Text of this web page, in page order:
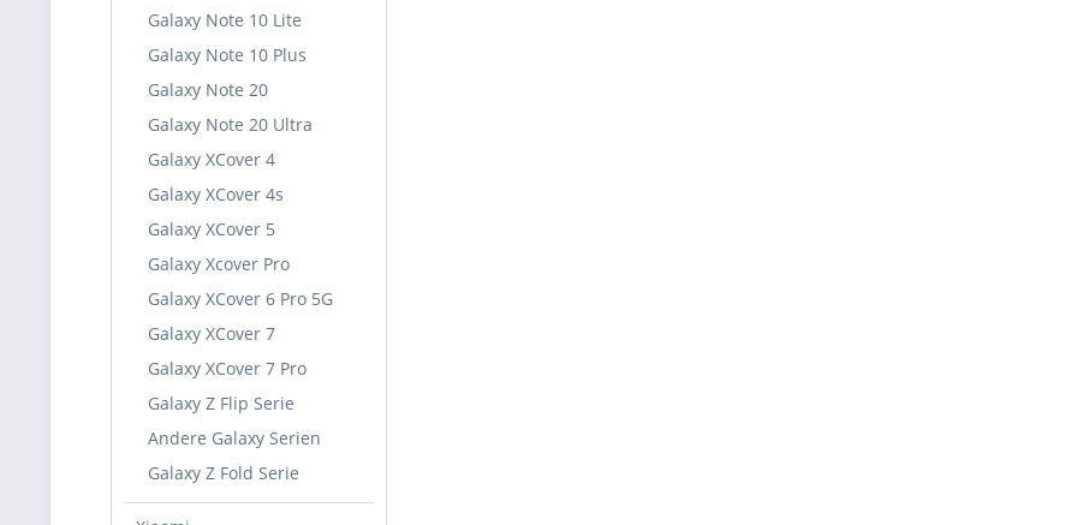
Galaxy Note 10 Lite
Galaxy Note 10 Plus
Galaxy Note 20
Galaxy Note 20 Ultra
Galaxy XCover 4
Galaxy XCover 4s
Galaxy XCover 5
Galaxy Xcover Pro
Galaxy XCover 6 Pro 5G
Galaxy XCover 7
Galaxy XCover 7 Pro
Galaxy Z Flip Serie
Andere Galaxy Serien
Galaxy Z Fold Serie